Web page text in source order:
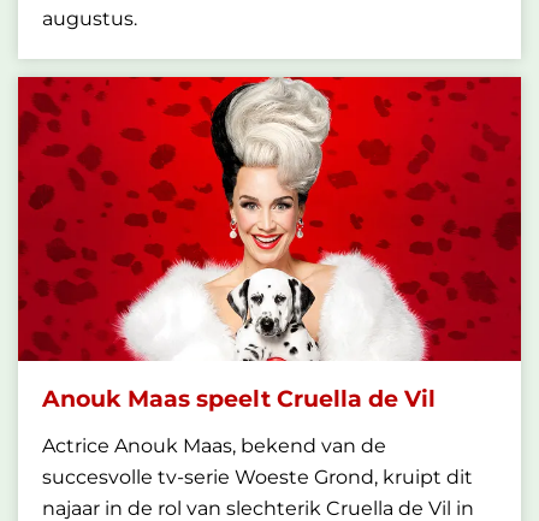
augustus.
Anouk Maas speelt Cruella de Vil
Actrice Anouk Maas, bekend van de
succesvolle tv-serie Woeste Grond, kruipt dit
najaar in de rol van slechterik Cruella de Vil in